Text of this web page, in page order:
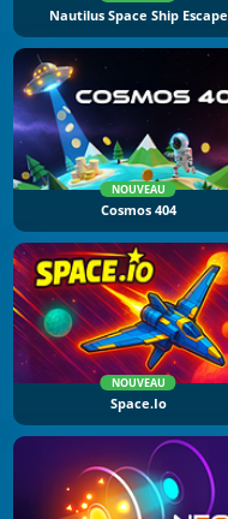
Nautilus Space Ship Escape
NOUVEAU
Cosmos 404
NOUVEAU
Space.io